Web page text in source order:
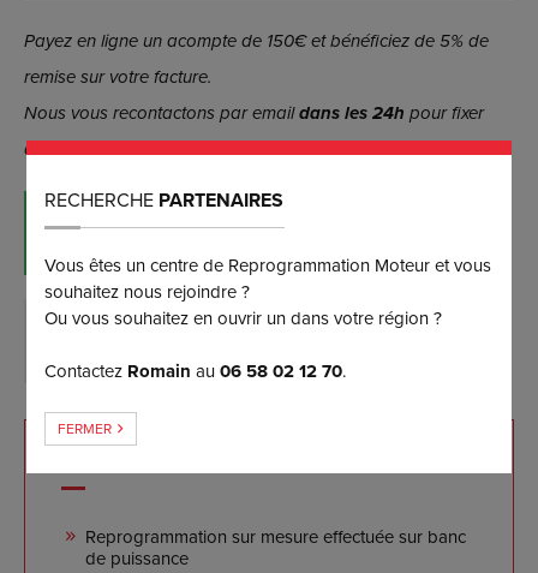
Payez en ligne un acompte de 150€ et bénéficiez de 5% de
remise sur votre facture.
Nous vous recontactons par emaildans les 24h pour fixer
avec vous un rendez-vous selon vos disponibilités.
RÉSERVER MAINTENANT
Reprogrammation sur mesure effectuée sur banc
de puissance
RECHERCHE PARTENAIRES
Vous êtes un centre de Reprogrammation Moteur et vous
souhaitez nous rejoindre ?
Ou vous souhaitez en ouvrir un dans votre région ?
Contactez Romain au06 58 02 12 70.
FERMER